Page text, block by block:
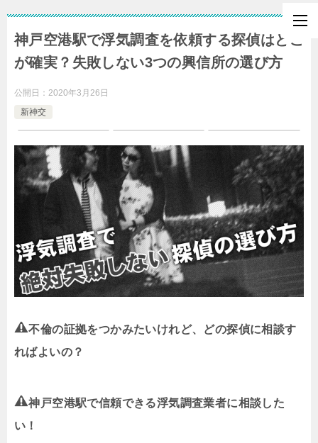
神戸空港駅で浮気調査を依頼する探偵はどこ
が確実？失敗しない3つの興信所の選び方
公開日： 2020年3月26日
新神交
不倫の証拠をつかみたいけれど、どの探偵に相談す
ればよいの？
神戸空港駅で信頼できる浮気調査業者に相談した
い！